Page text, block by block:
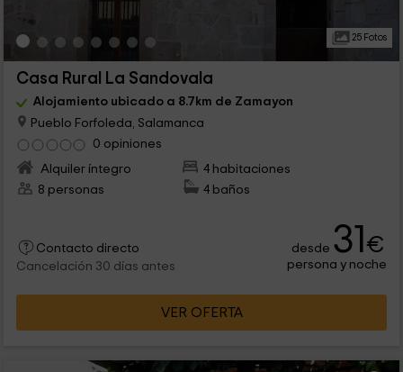
25 Fotos
Casa Rural La Sandovala
Alojamiento ubicado a 8.7km de Zamayon
Pueblo Forfoleda, Salamanca
0 opiniones
Alquiler íntegro
4 habitaciones
8 personas
4 baños
Contacto directo
Cancelación 30 días antes
desde 31€
persona y noche
VER OFERTA